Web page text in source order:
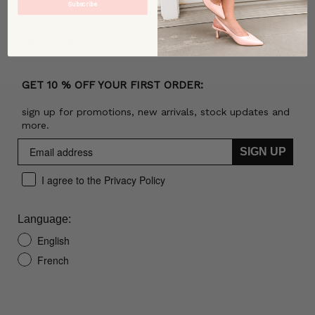
GET 10 % OFF YOUR FIRST ORDER:
sign up for promotions, new arrivals, stock updates and
more.
SIGN UP
I agree to the Privacy Policy
Language:
English
French
Subscribe